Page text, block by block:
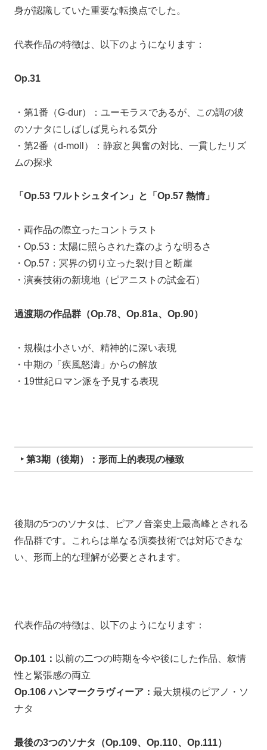
身が認識していた重要な転換点でした。
代表作品の特徴は、以下のようになります：
Op.31
・第1番（G-dur）：ユーモラスであるが、この調の彼
のソナタにしばしば見られる気分
・第2番（d-moll）：静寂と興奮の対比、一貫したリズ
ムの探求
「Op.53 ワルトシュタイン」と「Op.57 熱情」
・両作品の際立ったコントラスト
・Op.53：太陽に照らされた森のような明るさ
・Op.57：冥界の切り立った裂け目と断崖
・演奏技術の新境地（ピアニストの試金石）
過渡期の作品群（Op.78、Op.81a、Op.90）
・規模は小さいが、精神的に深い表現
・中期の「疾風怒濤」からの解放
・19世紀ロマン派を予見する表現
‣ 第3期（後期）：形而上的表現の極致
後期の5つのソナタは、ピアノ音楽史上最高峰とされる
作品群です。これらは単なる演奏技術では対応できな
い、形而上的な理解が必要とされます。
代表作品の特徴は、以下のようになります：
Op.101： 以前の二つの時期を今や後にした作品、叙情
性と緊張感の両立
Op.106 ハンマークラヴィーア： 最大規模のピアノ・ソ
ナタ
最後の3つのソナタ（Op.109、Op.110、Op.111）